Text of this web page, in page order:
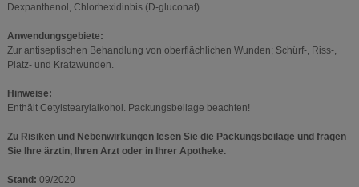
Dexpanthenol, Chlorhexidinbis (D-gluconat)
Anwendungsgebiete:
Zur antiseptischen Behandlung von oberflächlichen Wunden; Schürf-, Riss-,
Platz- und Kratzwunden.
Hinweise:
Enthält Cetylstearylalkohol. Packungsbeilage beachten!
Zu Risiken und Nebenwirkungen lesen Sie die Packungsbeilage und fragen
Sie Ihre ärztin, Ihren Arzt oder in Ihrer Apotheke.
Stand: 09/2020